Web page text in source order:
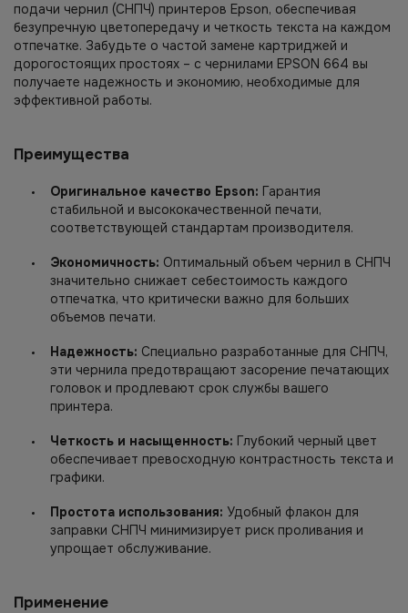
подачи чернил (СНПЧ) принтеров Epson, обеспечивая
безупречную цветопередачу и четкость текста на каждом
отпечатке. Забудьте о частой замене картриджей и
дорогостоящих простоях – с чернилами EPSON 664 вы
получаете надежность и экономию, необходимые для
эффективной работы.
Преимущества
Оригинальное качество Epson: Гарантия
стабильной и высококачественной печати,
соответствующей стандартам производителя.
Экономичность: Оптимальный объем чернил в СНПЧ
значительно снижает себестоимость каждого
отпечатка, что критически важно для больших
объемов печати.
Надежность: Специально разработанные для СНПЧ,
эти чернила предотвращают засорение печатающих
головок и продлевают срок службы вашего
принтера.
Четкость и насыщенность: Глубокий черный цвет
обеспечивает превосходную контрастность текста и
графики.
Простота использования: Удобный флакон для
заправки СНПЧ минимизирует риск проливания и
упрощает обслуживание.
Применение